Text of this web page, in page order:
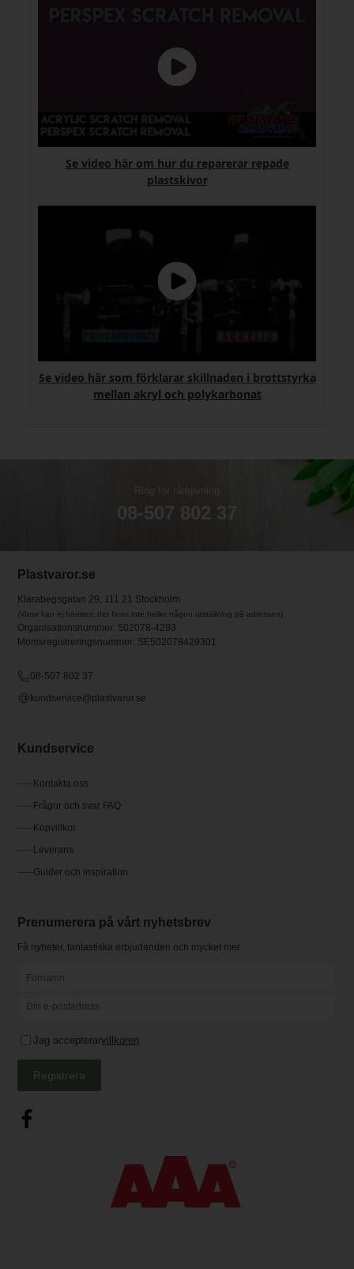
Se video här om hur du reparerar repade
plastskivor
Se video här som förklarar skillnaden i brottstyrka
mellan akryl och polykarbonat
Ring för rådgivning
08-507 802 37
Plastvaror.se
Klarabegsgatan 29, 111 21 Stockholm
(Varor kan ej hämtes; det finns inte heller någon utställning på adressen)
Organisationsnummer: 502078-4293
Momsregistreringsnummer: SE502078429301
08-507 802 37
kundservice@plastvaror.se
Kundservice
Kontakta oss
Frågor och svar FAQ
Köpvillkor
Leverans
Guider och inspiration
Prenumerera på vårt nyhetsbrev
Få nyheter, fantastiska erbjudanden och mycket mer
Jag accepterarvillkoren
Registrera